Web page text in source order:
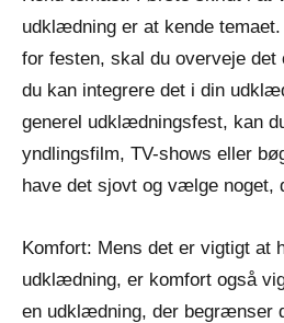
udklædning er at kende
for festen, skal du overveje
du kan integrere det i din
generel udklædningsfest, kan
yndlingsfilm, TV-shows eller
have det sjovt og vælge noget,
Komfort: Mens det er vigtigt at
udklædning, er komfort også
en udklædning, der begrænser